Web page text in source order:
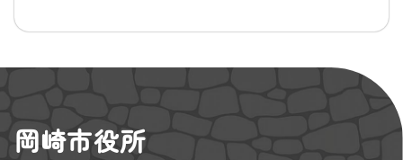
岡崎市役所